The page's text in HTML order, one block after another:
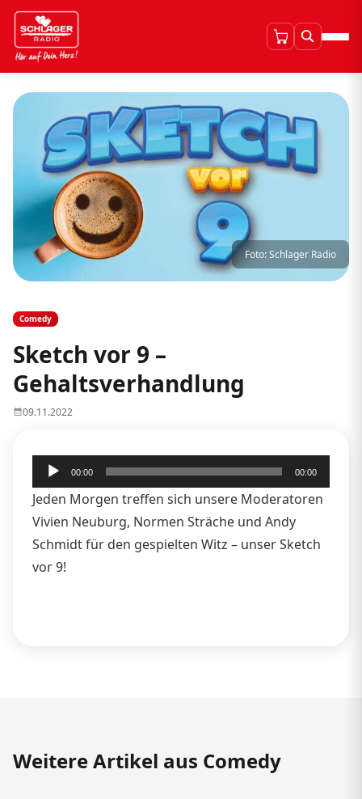
Foto: Schlager Radio
Comedy
Sketch vor 9 –
Gehaltsverhandlung
09.11.2022
Audio-
Player
00:00 00:00
Jeden Morgen treffen sich unsere Moderatoren
Vivien Neuburg, Normen Sträche und Andy
Schmidt für den gespielten Witz – unser Sketch
vor 9!
Weitere Artikel aus Comedy